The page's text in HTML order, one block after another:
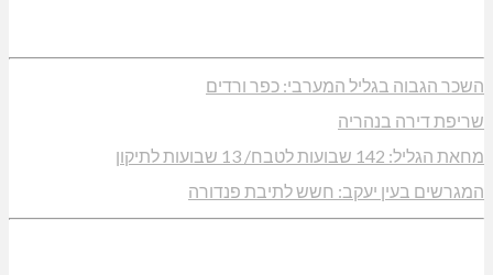
השכר הגבוה בגליל המערבי: כפר ורדים
שריפת דירה בנהריה
מחאת הגליל: 142 שבועות לטבח/ 13 שבועות לתיקון
המגרשים בעין יעקב: חשש לתיבת פנדורה